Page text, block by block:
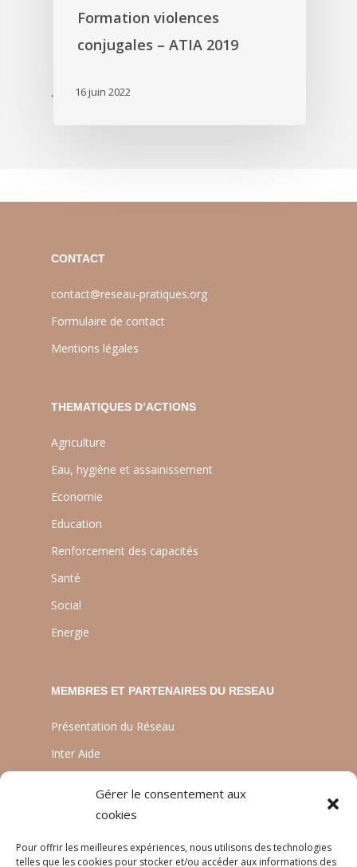
Gérer le consentement aux
cookies
Pour offrir les meilleures expériences, nous utilisons des technologies
telles que les cookies pour stocker et/ou accéder aux informations des
'
Formation violences
conjugales – ATIA 2019
16 juin 2022
CONTACT
contact@reseau-pratiques.org
Formulaire de contact
Mentions légales
THEMATIQUES D’ACTIONS
Agriculture
Eau, hygiène et assainissement
Economie
Education
Renforcement des capacités
Santé
Social
Energie
MEMBRES ET PARTENAIRES DU RESEAU
Présentation du Réseau
Inter Aide
Planète Enfants & Développement